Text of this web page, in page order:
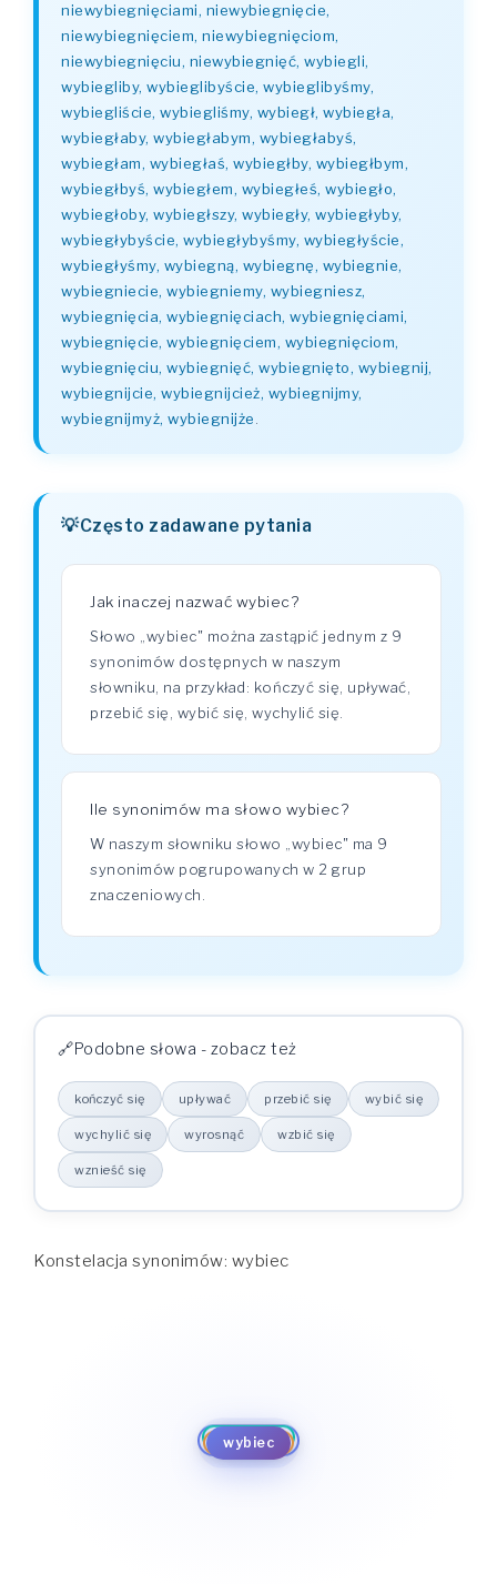
niewybiegnięciami, niewybiegnięcie,
niewybiegnięciem, niewybiegnięciom,
niewybiegnięciu, niewybiegnięć, wybiegli,
wybiegliby, wybieglibyście, wybieglibyśmy,
wybiegliście, wybiegliśmy, wybiegł, wybiegła,
wybiegłaby, wybiegłabym, wybiegłabyś,
wybiegłam, wybiegłaś, wybiegłby, wybiegłbym,
wybiegłbyś, wybiegłem, wybiegłeś, wybiegło,
wybiegłoby, wybiegłszy, wybiegły, wybiegłyby,
wybiegłybyście, wybiegłybyśmy, wybiegłyście,
wybiegłyśmy, wybiegną, wybiegnę, wybiegnie,
wybiegniecie, wybiegniemy, wybiegniesz,
wybiegnięcia, wybiegnięciach, wybiegnięciami,
wybiegnięcie, wybiegnięciem, wybiegnięciom,
wybiegnięciu, wybiegnięć, wybiegnięto, wybiegnij,
wybiegnijcie, wybiegnijcież, wybiegnijmy,
wybiegnijmyż, wybiegnijże
Często zadawane pytania
Jak inaczej nazwać wybiec?
Słowo „wybiec" można zastąpić jednym z 9
synonimów dostępnych w naszym
słowniku, na przykład: kończyć się, upływać,
przebić się, wybić się, wychylić się.
Ile synonimów ma słowo wybiec?
W naszym słowniku słowo „wybiec" ma 9
synonimów pogrupowanych w 2 grup
znaczeniowych.
Podobne słowa - zobacz też
kończyć się upływać przebić się wybić się
wychylić się wyrosnąć wzbić się
wznieść się
Konstelacja synonimów: wybiec
wybiec
kończyć się
upływać
przebić się
wybić się
wychylić się
wyrosnąć
wzbić się
wznieść się